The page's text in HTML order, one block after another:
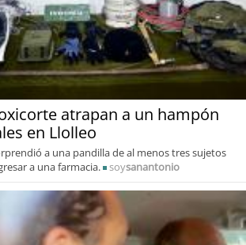
atrapan a un hampón
en Llolleo
a una pandilla de al menos tres sujetos
a una farmacia.
soysanantonio